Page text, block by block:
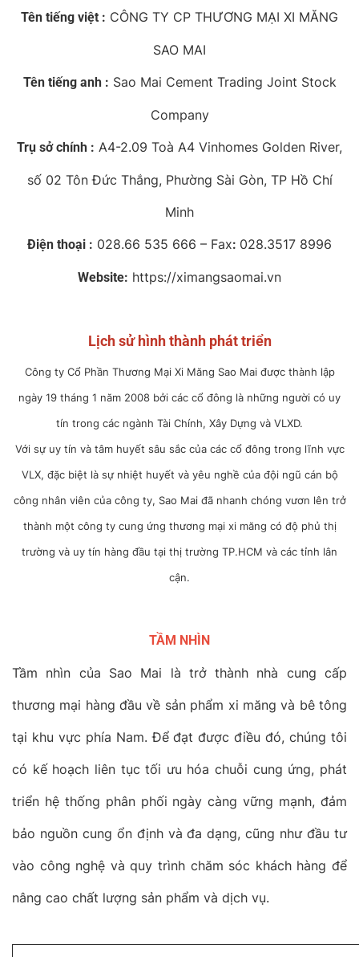
Tên tiếng việt : CÔNG TY CP THƯƠNG MẠI XI MĂNG
SAO MAI
Tên tiếng anh : Sao Mai Cement Trading Joint Stock
Company
Trụ sở chính : A4-2.09 Toà A4 Vinhomes Golden River,
số 02 Tôn Đức Thắng, Phường Sài Gòn, TP Hồ Chí
Minh
Điện thoại : 028.66 535 666 – Fax: 028.3517 8996
Website: https://ximangsaomai.vn
Lịch sử hình thành phát triển
Công ty Cổ Phần Thương Mại Xi Măng Sao Mai được thành lập
ngày 19 tháng 1 năm 2008 bởi các cổ đông là những người có uy
tín trong các ngành Tài Chính, Xây Dựng và VLXD.
Với sự uy tín và tâm huyết sâu sắc của các cổ đông trong lĩnh vực
VLX, đặc biệt là sự nhiệt huyết và yêu nghề của đội ngũ cán bộ
công nhân viên của công ty, Sao Mai đã nhanh chóng vươn lên trở
thành một công ty cung ứng thương mại xi măng có độ phủ thị
trường và uy tín hàng đầu tại thị trường TP.HCM và các tỉnh lân
cận.
TẦM NHÌN
Tầm nhìn của Sao Mai là trở thành nhà cung cấp
thương mại hàng đầu về sản phẩm xi măng và bê tông
tại khu vực phía Nam. Để đạt được điều đó, chúng tôi
có kế hoạch liên tục tối ưu hóa chuỗi cung ứng, phát
triển hệ thống phân phối ngày càng vững mạnh, đảm
bảo nguồn cung ổn định và đa dạng, cũng như đầu tư
vào công nghệ và quy trình chăm sóc khách hàng để
nâng cao chất lượng sản phẩm và dịch vụ.